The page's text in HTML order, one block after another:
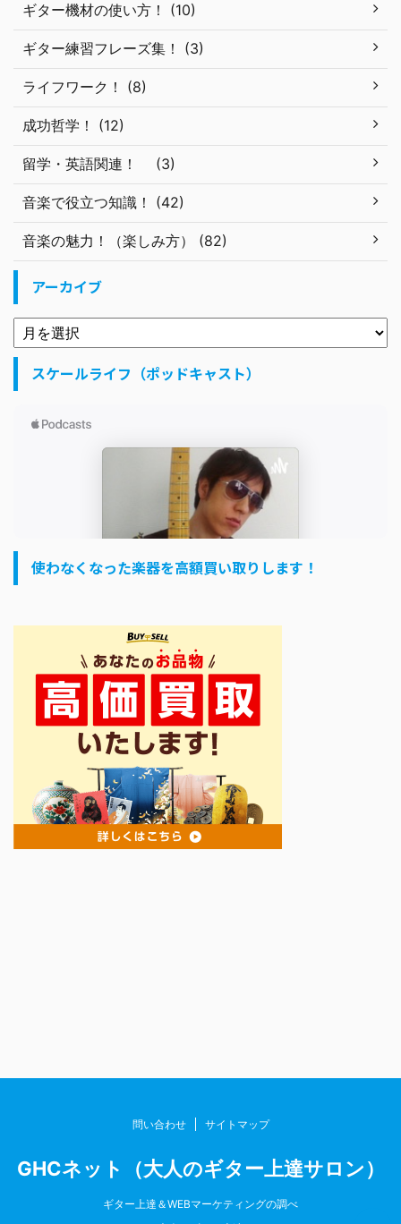
ギター機材の使い方！ (10)
ギター練習フレーズ集！ (3)
ライフワーク！ (8)
成功哲学！ (12)
留学・英語関連！ (3)
音楽で役立つ知識！ (42)
音楽の魅力！（楽しみ方） (82)
アーカイブ
スケールライフ（ポッドキャスト）
使わなくなった楽器を高額買い取りします！
問い合わせ サイトマップ
GHCネット（大人のギター上達サロン）
ギター上達＆WEBマーケティングの調べ